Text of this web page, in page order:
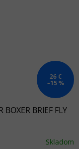
26 €
–15 %
BRIEF FLY
Skladom